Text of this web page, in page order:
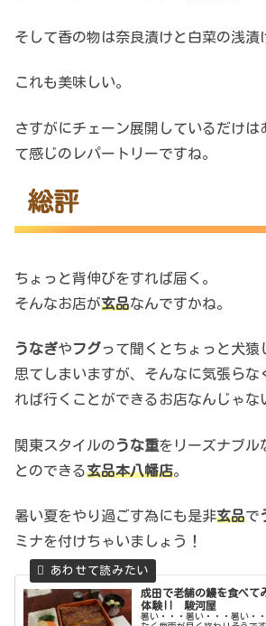
そして香の物は奈良漬けと白菜の浅漬
これも美味しい。
さすがにチェーン展開しているだけは
て感じのレパートリーですね。
総評
ちょっと背伸びをすれば届く。
そんなお店が玄品なんですかね。
うなぎやフグって聞くとちょっと犬猿
思てしまいますが、そんなに気張らな
れば行くことができるお店なんじゃな
関東スタイルのうな重をリーズナブル
とのできる玄品本八幡店。
暑い夏をやり過ごす為にも是非玄品で
ミナを付けちゃいましょう！
成田で老舗の鰻を食べ
体験!! 駿河屋
暑い・・・暑い・・・暑い・